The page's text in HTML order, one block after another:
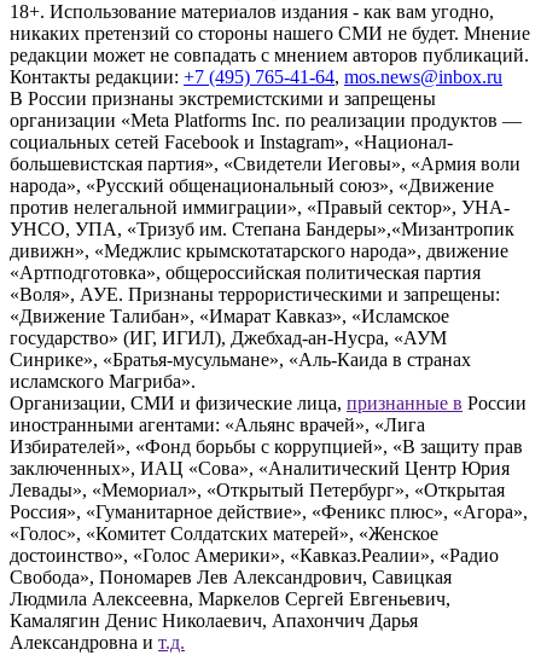
18+. Использование материалов издания - как вам угодно,
никаких претензий со стороны нашего СМИ не будет. Мнение
редакции может не совпадать с мнением авторов публикаций.
Контакты редакции: +7 (495) 765-41-64, mos.news@inbox.ru
В России признаны экстремистскими и запрещены
организации «Meta Platforms Inc. по реализации продуктов —
социальных сетей Facebook и Instagram», «Национал-
большевистская партия», «Свидетели Иеговы», «Армия воли
народа», «Русский общенациональный союз», «Движение
против нелегальной иммиграции», «Правый сектор», УНА-
УНСО, УПА, «Тризуб им. Степана Бандеры»,«Мизантропик
дивижн», «Меджлис крымскотатарского народа», движение
«Артподготовка», общероссийская политическая партия
«Воля», АУЕ. Признаны террористическими и запрещены:
«Движение Талибан», «Имарат Кавказ», «Исламское
государство» (ИГ, ИГИЛ), Джебхад-ан-Нусра, «АУМ
Синрике», «Братья-мусульмане», «Аль-Каида в странах
исламского Магриба».
Организации, СМИ и физические лица, признанные в России
иностранными агентами: «Альянс врачей», «Лига
Избирателей», «Фонд борьбы с коррупцией», «В защиту прав
заключенных», ИАЦ «Сова», «Аналитический Центр Юрия
Левады», «Мемориал», «Открытый Петербург», «Открытая
Россия», «Гуманитарное действие», «Феникс плюс», «Агора»,
«Голос», «Комитет Солдатских матерей», «Женское
достоинство», «Голос Америки», «Кавказ.Реалии», «Радио
Свобода», Пономарев Лев Александрович, Савицкая
Людмила Алексеевна, Маркелов Сергей Евгеньевич,
Камалягин Денис Николаевич, Апахончич Дарья
Александровна и т.д.